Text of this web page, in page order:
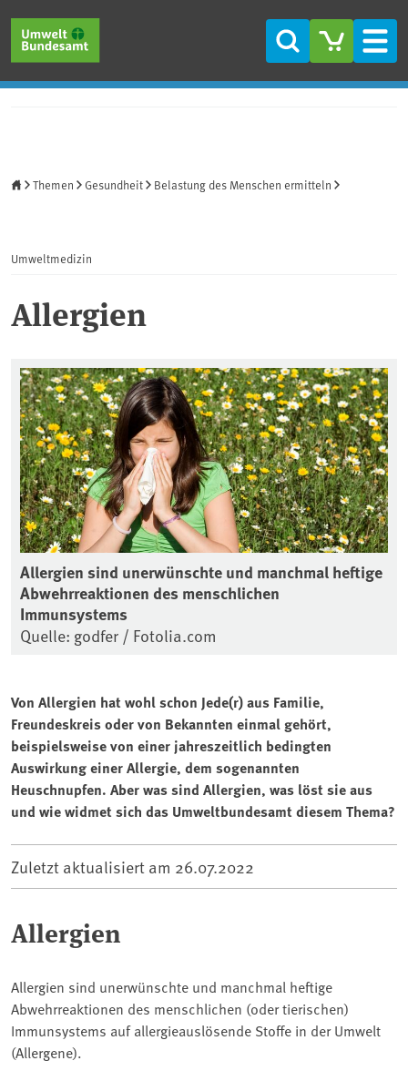
Suche
Themen Gesundheit Belastung des Menschen ermitteln
Umweltmedizin
Allergien
Allergien sind unerwünschte und manchmal heftige
Abwehrreaktionen des menschlichen
Immunsystems
Quelle: godfer / Fotolia.com
Von Allergien hat wohl schon Jede(r) aus Familie,
Freundeskreis oder von Bekannten einmal gehört,
beispielsweise von einer jahreszeitlich bedingten
Auswirkung einer Allergie, dem sogenannten
Heuschnupfen. Aber was sind Allergien, was löst sie aus
und wie widmet sich das Umweltbundesamt diesem Thema?
Zuletzt aktualisiert am 26.07.2022
Allergien
Allergien sind unerwünschte und manchmal heftige
Abwehrreaktionen des menschlichen (oder tierischen)
Immunsystems auf allergieauslösende Stoffe in der Umwelt
(Allergene).